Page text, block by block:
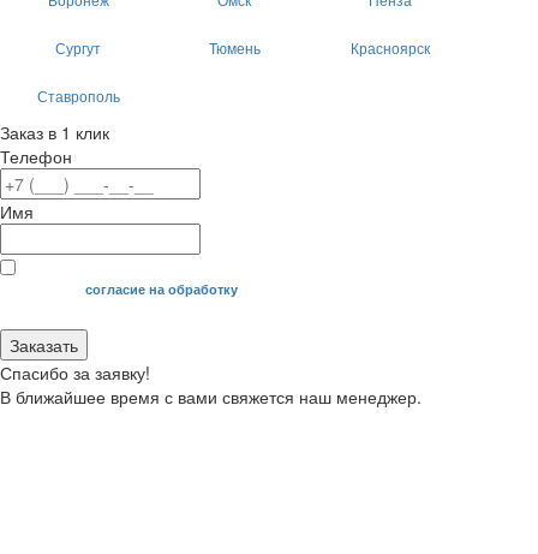
Сургут Тюмень Красноярск
Ставрополь
Заказ в 1 клик
Телефон
Имя
Я даю своесогласие на обработку
Заказать
Спасибо за заявку!
В ближайшее время с вами свяжется наш менеджер.